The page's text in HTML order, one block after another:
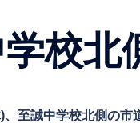
校
、至誠中学校北側の